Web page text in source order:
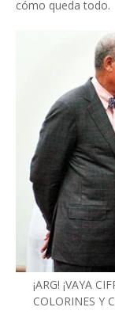
cómo queda todo.
¡ARG! ¡VAYA
COLORINES Y